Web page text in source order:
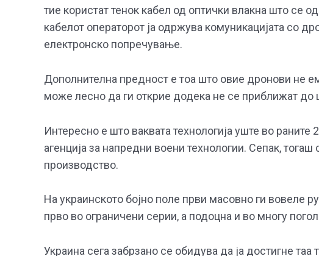
тие користат тенок кабел од оптички влакна што се
кабелот операторот ја одржува комуникацијата со
електронско попречување.
Дополнителна предност е тоа што овие дронови не
може лесно да ги открие додека не се приближат до
Интересно е што ваквата технологија уште во раните
агенција за напредни воени технологии. Сепак,
производство.
На украинското бојно поле први масовно ги вовеле
прво во ограничени серии, а подоцна и во многу
Украина сега забрзано се обидува да ја достигне